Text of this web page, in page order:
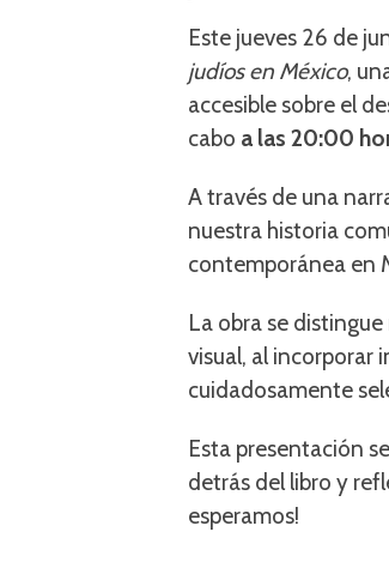
Este jueves 26 de
judíos en México,
accesible sobre el
cabo a las 20:00
A través de una
nuestra historia
contemporánea en
La obra se
visual, al incorporar
cuidadosamente
Esta presentación
detrás del libro y
esperamos!